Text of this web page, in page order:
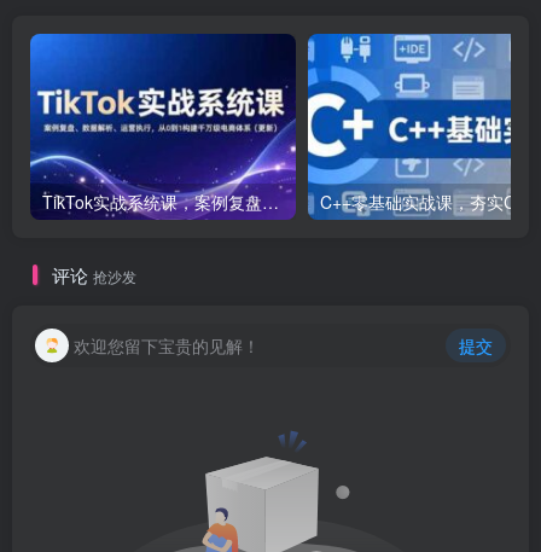
TikTok实战系统课，案例复盘、数据解析、运营执行，从0到1构建千万级电商体系（更新）
评论 抢沙发
欢迎您留下宝贵的见解！ 提交